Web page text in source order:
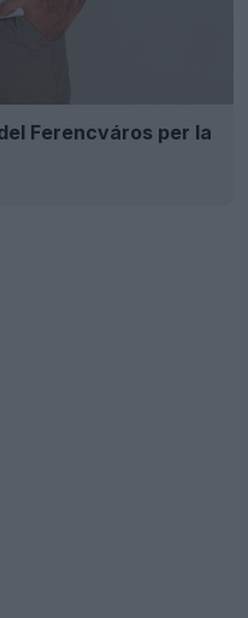
Ferencváros per la